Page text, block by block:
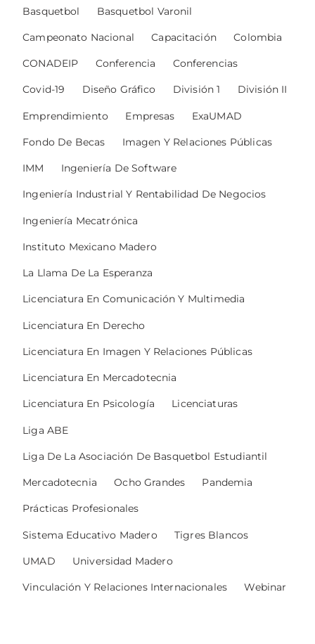
Basquetbol Basquetbol Varonil
Campeonato Nacional Capacitación Colombia
CONADEIP Conferencia Conferencias
Covid-19 Diseño Gráfico División 1 División II
Emprendimiento Empresas ExaUMAD
Fondo De Becas Imagen Y Relaciones Públicas
IMM Ingeniería De Software
Ingeniería Industrial Y Rentabilidad De Negocios
Ingeniería Mecatrónica
Instituto Mexicano Madero
La Llama De La Esperanza
Licenciatura En Comunicación Y Multimedia
Licenciatura En Derecho
Licenciatura En Imagen Y Relaciones Públicas
Licenciatura En Mercadotecnia
Licenciatura En Psicología Licenciaturas
Liga ABE
Liga De La Asociación De Basquetbol Estudiantil
Mercadotecnia Ocho Grandes Pandemia
Prácticas Profesionales
Sistema Educativo Madero Tigres Blancos
UMAD Universidad Madero
Vinculación Y Relaciones Internacionales Webinar